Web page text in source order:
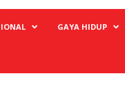
GAYA HIDUP